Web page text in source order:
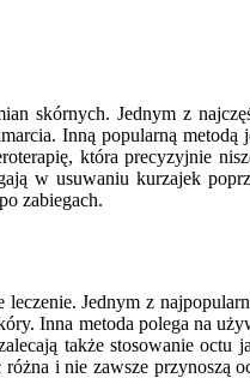
skórnych. Jednym z
Inną popularną
która precyzyjnie
w usuwaniu kurzajek
zabiegach.
Jednym z
Inna metoda polega na
także stosowanie octu
i nie zawsze przynoszą